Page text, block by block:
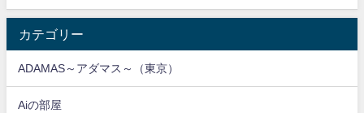
カテゴリー
ADAMAS～アダマス～（東京）
Aiの部屋